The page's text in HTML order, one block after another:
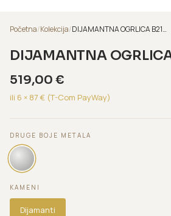
Početna/Kolekcija/ DIJAMANTNA OGRLICA B215A
DIJAMANTNA
519,00 €
ili 6 × 87 € (T-Com PayWay)
DRUGE BOJE METALA
KAMENI
Dijamanti